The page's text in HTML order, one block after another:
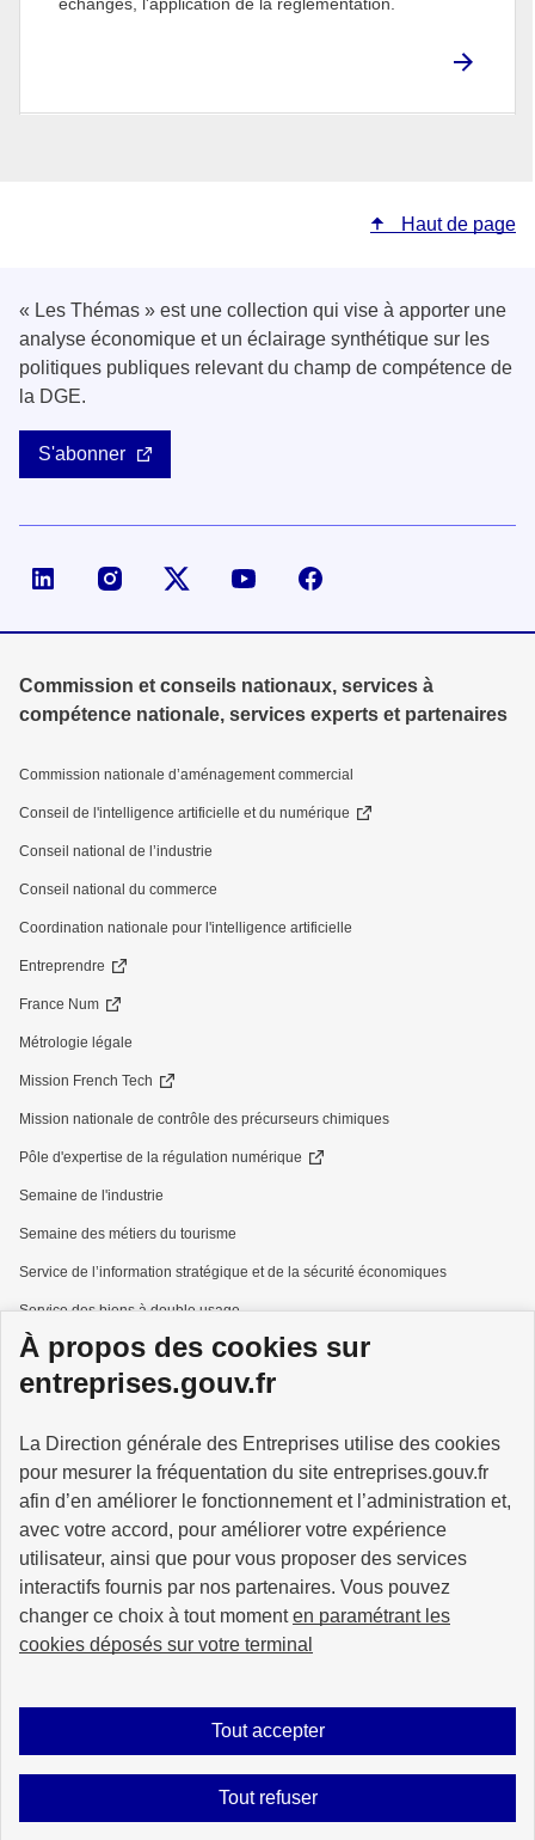
À propos des cookies sur
entreprises.gouv.fr
La Direction générale des Entreprises utilise des cookies
pour mesurer la fréquentation du site entreprises.gouv.fr
afin d’en améliorer le fonctionnement et l’administration et,
avec votre accord, pour améliorer votre expérience
utilisateur, ainsi que pour vous proposer des services
interactifs fournis par nos partenaires. Vous pouvez
changer ce choix à tout momenten paramétrant les
cookies déposés sur votre terminal
Tout accepter
Tout refuser
Haut de page
« Les Thémas » est une collection qui vise à apporter une
analyse économique et un éclairage synthétique sur les
politiques publiques relevant du champ de compétence de
la DGE.
S'abonner
Page LinkedIn de la DGECompte X (ex-Twitter) de la DGE
Commission et conseils nationaux, services à
compétence nationale, services experts et partenaires
Commission nationale d’aménagement commercial
Conseil de l'intelligence artificielle et du numérique
Conseil national de l’industrie
Conseil national du commerce
Coordination nationale pour l'intelligence artificielle
Entreprendre
France Num
Métrologie légale
Mission French Tech
Mission nationale de contrôle des précurseurs chimiques
Pôle d'expertise de la régulation numérique
Semaine de l'industrie
Semaine des métiers du tourisme
Service de l’information stratégique et de la sécurité économiques
Service des biens à double usage
Services à la personne
GOUVERNEMENT
info.gouv.fr service-public.gouv.fr
Plan du site Accessibilité : partiellement conforme Mentions légales
Gestion des cookies